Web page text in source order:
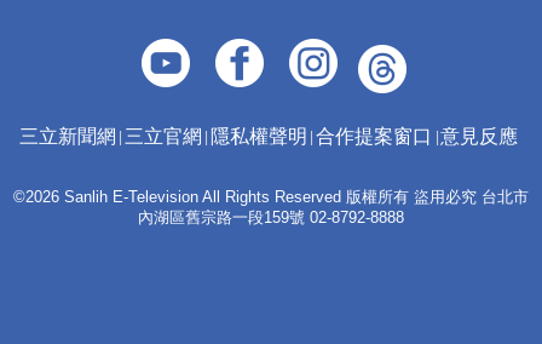
三立新聞網 三立官網 隱私權聲明 合作提案窗口 意見反應
©2026 Sanlih E-Television All Rights Reserved 版權所有 盜用必究 台北市
內湖區舊宗路一段159號 02-8792-8888